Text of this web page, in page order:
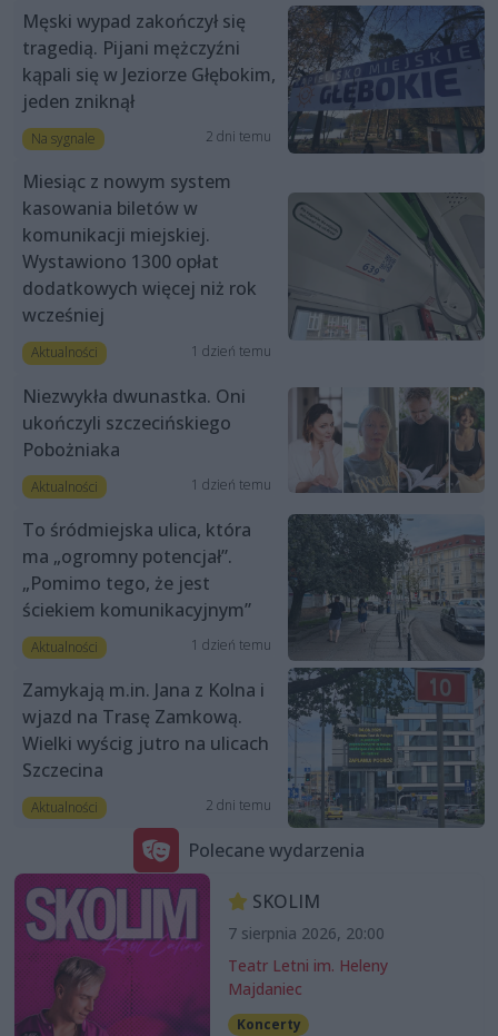
Męski wypad zakończył się
tragedią. Pijani mężczyźni
kąpali się w Jeziorze Głębokim,
jeden zniknął
Na sygnale 2 dni temu
Miesiąc z nowym system
kasowania biletów w
komunikacji miejskiej.
Wystawiono 1300 opłat
dodatkowych więcej niż rok
wcześniej
Aktualności 1 dzień temu
Niezwykła dwunastka. Oni
ukończyli szczecińskiego
Pobożniaka
Aktualności 1 dzień temu
To śródmiejska ulica, która
ma „ogromny potencjał”.
„Pomimo tego, że jest
ściekiem komunikacyjnym”
Aktualności 1 dzień temu
Zamykają m.in. Jana z Kolna i
wjazd na Trasę Zamkową.
Wielki wyścig jutro na ulicach
Szczecina
Aktualności 2 dni temu
Polecane wydarzenia
SKOLIM
7 sierpnia 2026, 20:00
Teatr Letni im. Heleny
Majdaniec
Koncerty